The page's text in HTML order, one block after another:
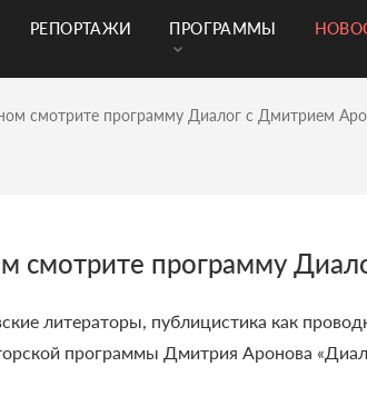
РЕПОРТАЖИ ПРОГРАММЫ
смотрите программу Диалог с Дмитрием
смотрите программу
литераторы, публицистика как
программы Дмитрия Аронова